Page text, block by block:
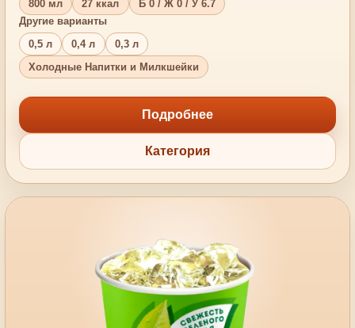
800 мл 27 ккал
Б 0 / Ж 0 / У 6.7
Другие варианты
0,5 л
0,4 л
0,3 л
Холодные Напитки и Милкшейки
Подробнее
Категория